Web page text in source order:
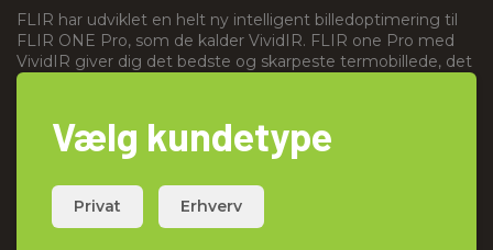
FLIR har udviklet en helt ny intelligent billedoptimering til
FLIR ONE Pro, som de kalder VividIR. FLIR one Pro med
VividIR giver dig det bedste og skarpeste termobillede, det
er muligt at få ud af en 160x120 pixel detektor -
væsentlig større og dyrere termokameraer.
FLIR ONE Pro har både foto og infrarød kamera indbygget
fremhæves konturerne i termobilledet, og man opnår en
imponerende billed- skarphed. FLIR ONE App optager både
Vælg kundetype
Privat Erhverv